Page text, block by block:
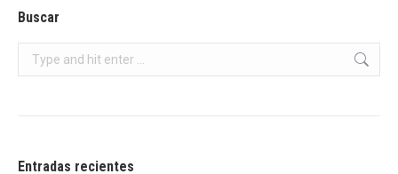
Buscar
Search:
Entradas recientes